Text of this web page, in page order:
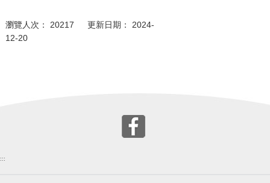
瀏覽人次： 20217 更新日期： 2024-
12-20
:::